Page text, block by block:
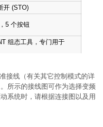
开 (STO)
5 个按钮
组态工具，专门用于
接线（有关其它控制模式的详
所示的接线图可作为选择变频
系统时，请根据连接图以及用